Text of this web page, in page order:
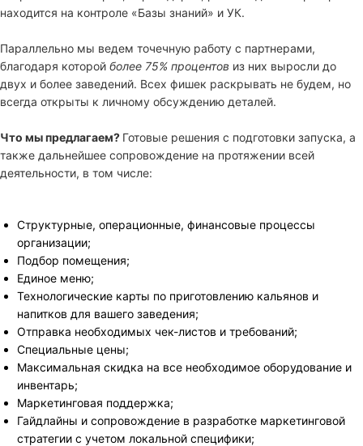
находится на контроле «Базы знаний» и УК.
Параллельно мы ведем точечную работу с партнерами,
благодаря которой более 75% процентов из них выросли до
двух и более заведений. Всех фишек раскрывать не будем, но
всегда открыты к личному обсуждению деталей.
Что мы предлагаем? Готовые решения с подготовки запуска, а
также дальнейшее сопровождение на протяжении всей
деятельности, в том числе:
Структурные, операционные, финансовые процессы
организации;
Подбор помещения;
Единое меню;
Технологические карты по приготовлению кальянов и
напитков для вашего заведения;
Отправка необходимых чек-листов и требований;
Специальные цены;
Максимальная скидка на все необходимое оборудование и
инвентарь;
Маркетинговая поддержка;
Гайдлайны и сопровождение в разработке маркетинговой
стратегии с учетом локальной специфики;